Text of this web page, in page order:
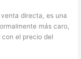
directa, es una
más caro,
el precio del